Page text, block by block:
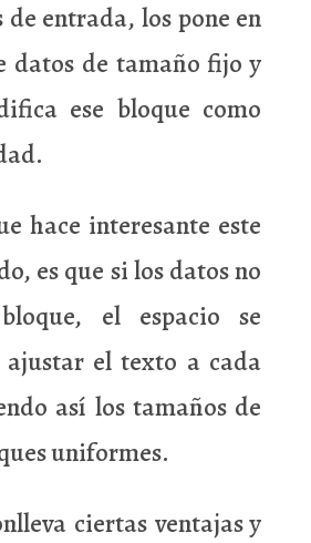
entrada, los pone en
datos de tamaño fijo y
ese bloque como
hace interesante este
es que si los datos no
el espacio se
el texto a cada
así los tamaños de
uniformes.
ciertas ventajas y